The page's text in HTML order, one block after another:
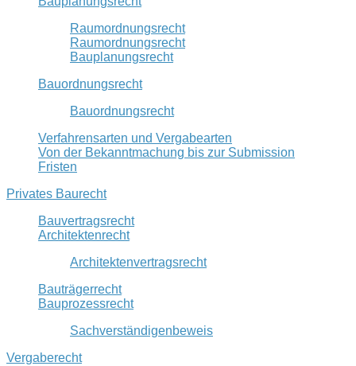
Raumordnungsrecht
Raumordnungsrecht
Bauplanungsrecht
Bauordnungsrecht
Bauordnungsrecht
Verfahrensarten und Vergabearten
Von der Bekanntmachung bis zur Submission
Fristen
Privates Baurecht
Bauvertragsrecht
Architektenrecht
Architektenvertragsrecht
Bauträgerrecht
Bauprozessrecht
Sachverständigenbeweis
Vergaberecht